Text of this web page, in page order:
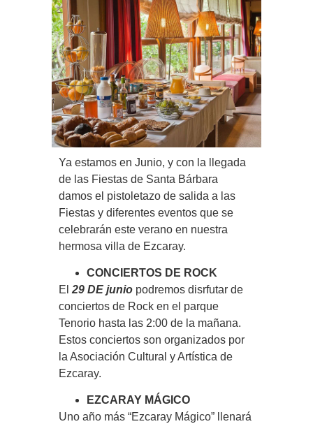
Ya estamos en Junio, y con la llegada
de las Fiestas de Santa Bárbara
damos el pistoletazo de salida a las
Fiestas y diferentes eventos que se
celebrarán este verano en nuestra
hermosa villa de Ezcaray.
CONCIERTOS DE ROCK
El29 DE junio podremos disrfutar de
conciertos de Rock en el parque
Tenorio hasta las 2:00 de la mañana.
Estos conciertos son organizados por
la Asociación Cultural y Artística de
Ezcaray.
EZCARAY MÁGICO
Uno año más “Ezcaray Mágico” llenará